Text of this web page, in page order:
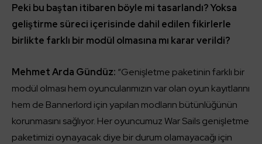
Peki bu baştan itibaren böyle mi tasarlandı? Yoksa
geliştirme süreci içerisinde dahil edilen fikirlerle
birlikte farklı bir modül olmasına mı karar verildi?
Mehmet Arda Gündüz: “Genişletme paketinin farklı bir
modül olması hem oyuncularımızın var olan oyun kayıtlarını
hem de Bannerlord için yapılan modların bütünlüğünün
korunmasını sağlıyor. Her oyuncumuz War Sails genişletme
paketimizi oynayacak diye bir durum olamayacağı için